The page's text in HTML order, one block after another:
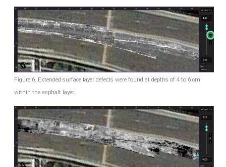
Figure 6. Extended surface layer defects were found at depths of 4 to 6 cm
within the asphalt layer.